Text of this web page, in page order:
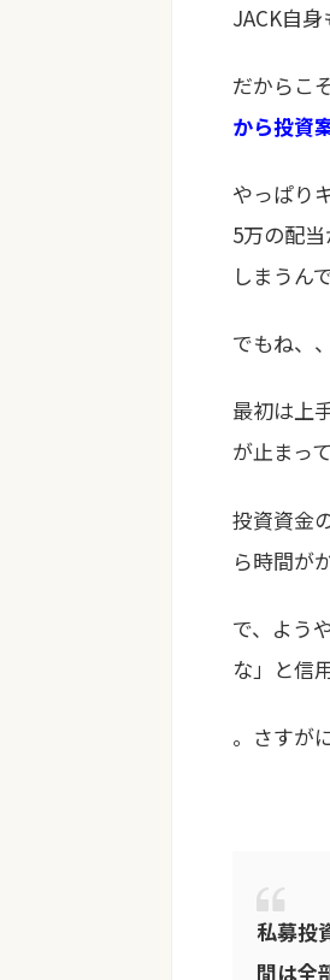
JACK自
だからこ
から投資
やっぱり
5万の配
しまうん
でもね、
最初は上
が止まっ
投資資金
ら時間が
で、よう
な」と信
。さすが
私募投
間は全